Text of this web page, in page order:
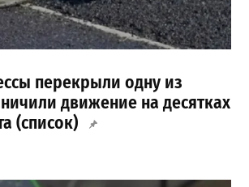
перекрыли одну из
движение на десятках
(список)